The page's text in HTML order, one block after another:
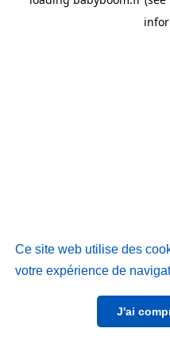
Ce site web utilise des
votre expérience de
J'ai